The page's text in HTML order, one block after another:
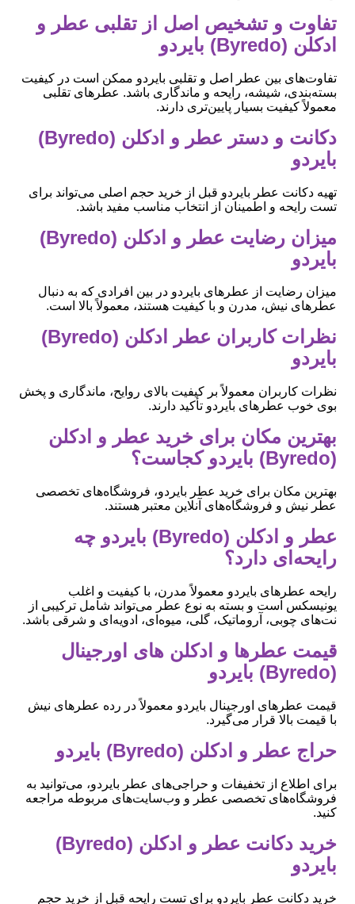
تفاوت و تشخیص اصل از تقلبی عطر و
ادکلن (Byredo) بایردو
تفاوت‌های بین عطر اصل و تقلبی بایردو ممکن است در کیفیت
بسته‌بندی، شیشه، رایحه و ماندگاری باشد. عطرهای تقلبی
معمولاً کیفیت بسیار پایین‌تری دارند.
دکانت و دستر عطر و ادکلن (Byredo)
بایردو
تهیه دکانت عطر بایردو قبل از خرید حجم اصلی می‌تواند برای
تست رایحه و اطمینان از انتخاب مناسب مفید باشد.
میزان رضایت عطر و ادکلن (Byredo)
بایردو
میزان رضایت از عطرهای بایردو در بین افرادی که به دنبال
عطرهای نیش، مدرن و با کیفیت هستند، معمولاً بالا است.
نظرات کاربران عطر ادکلن (Byredo)
بایردو
نظرات کاربران معمولاً بر کیفیت بالای روایح، ماندگاری و پخش
بوی خوب عطرهای بایردو تأکید دارند.
بهترین مکان برای خرید عطر و ادکلن
(Byredo) بایردو کجاست؟
بهترین مکان برای خرید عطر بایردو، فروشگاه‌های تخصصی
عطر نیش و فروشگاه‌های آنلاین معتبر هستند.
عطر و ادکلن (Byredo) بایردو چه
رایحه‌ای دارد؟
رایحه عطرهای بایردو معمولاً مدرن، با کیفیت و اغلب
یونیسکس است و بسته به نوع عطر می‌تواند شامل ترکیبی از
نت‌های چوبی، آروماتیک، گلی، میوه‌ای، ادویه‌ای و شرقی باشد.
قیمت عطرها و ادکلن های اورجینال
(Byredo) بایردو
قیمت عطرهای اورجینال بایردو معمولاً در رده عطرهای نیش
با قیمت بالا قرار می‌گیرد.
حراج عطر و ادکلن (Byredo) بایردو
برای اطلاع از تخفیفات و حراجی‌های عطر بایردو، می‌توانید به
فروشگاه‌های تخصصی عطر و وب‌سایت‌های مربوطه مراجعه
کنید.
خرید دکانت عطر و ادکلن (Byredo)
بایردو
خرید دکانت عطر بایردو برای تست رایحه قبل از خرید حجم